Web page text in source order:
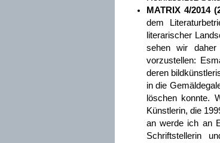
MATRIX 4/2014
dem
literarischer
sehen wir
vorzustellen:
deren
in die
löschen konnte.
Künstlerin, die
an werde ich an
Schriftstellerin